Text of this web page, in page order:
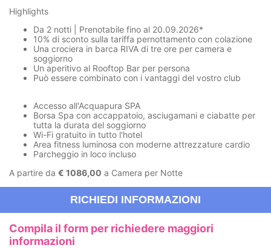
Highlights
Da 2 notti | Prenotabile fino al 20.09.2026*
10% di sconto sulla tariffa pernottamento con colazione
Una crociera in barca RIVA di tre ore per camera e
soggiorno
Un aperitivo al Rooftop Bar per persona
Può essere combinato con i vantaggi del vostro club
Accesso all'Acquapura SPA
Borsa Spa con accappatoio, asciugamani e ciabatte per
tutta la durata del soggiorno
Wi-Fi gratuito in tutto l'hotel
Area fitness luminosa con moderne attrezzature cardio
Parcheggio in loco incluso
A partire da € 1086,00 a Camera per Notte
RICHIEDI INFORMAZIONI
Compila il form per richiedere maggiori
informazioni